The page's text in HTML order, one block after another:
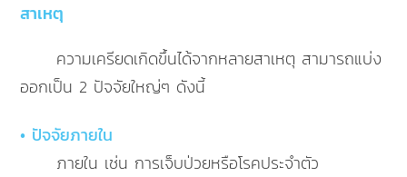
สาเหตุ
ความเครียดเกิดขึ้นได้จากหลายสาเหตุ สามารถแบ่ง
ออกเป็น 2 ปัจจัยใหญ่ๆ ดังนี้
• ปัจจัยภายใน
ภายใน เช่น การเจ็บป่วยหรือโรคประจำตัว